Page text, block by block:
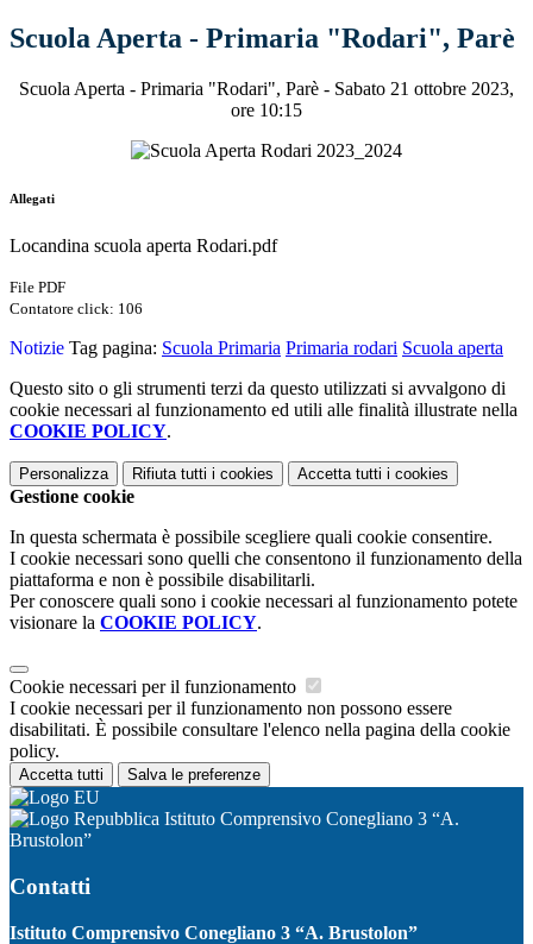
Scuola Aperta - Primaria "Rodari", Parè
Scuola Aperta - Primaria "Rodari", Parè - Sabato 21 ottobre 2023,
ore 10:15
Allegati
Locandina scuola aperta Rodari.pdf
File PDF
Contatore click: 106
Notizie Tag pagina: Scuola Primaria Primaria rodari Scuola aperta
Questo sito o gli strumenti terzi da questo utilizzati si avvalgono di
cookie necessari al funzionamento ed utili alle finalità illustrate nella
COOKIE POLICY.
Personalizza Rifiuta tutti i cookies Accetta tutti i cookies
Gestione cookie
In questa schermata è possibile scegliere quali cookie consentire.
I cookie necessari sono quelli che consentono il funzionamento della
piattaforma e non è possibile disabilitarli.
Per conoscere quali sono i cookie necessari al funzionamento potete
visionare la COOKIE POLICY.
Cookie necessari per il funzionamento
I cookie necessari per il funzionamento non possono essere
disabilitati. È possibile consultare l'elenco nella pagina della cookie
policy.
Accetta tutti Salva le preferenze
Istituto Comprensivo Conegliano 3 “A.
Brustolon”
Contatti
Istituto Comprensivo Conegliano 3 “A. Brustolon”